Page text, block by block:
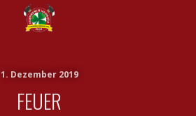
1. Dezember 2019
FEUER